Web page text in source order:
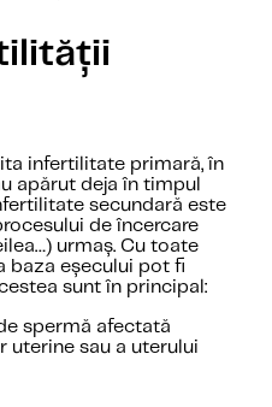
infertilitate primară, în
apărut deja în timpul
secundară este
de încercare
urmaș. Cu toate
baza eșecului pot fi
sunt în principal:
spermă afectată
uterine sau a uterului